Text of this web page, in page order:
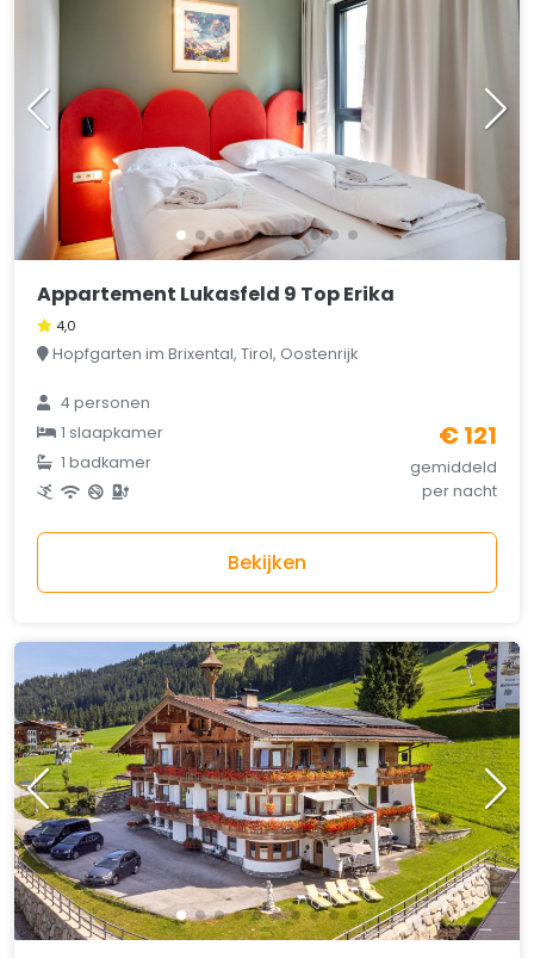
Appartement Lukasfeld 9 Top Erika
4,0
Hopfgarten im Brixental, Tirol, Oostenrijk
4 personen
1 slaapkamer
1 badkamer
€ 121
gemiddeld
per nacht
Bekijken